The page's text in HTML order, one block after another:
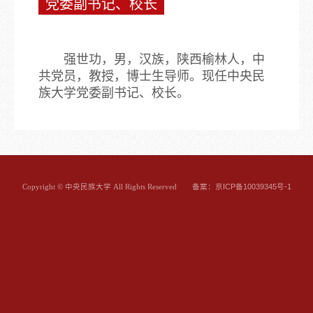
党委副书记、校长
强世功，男，汉族，陕西榆林人，中
共党员，教授，博士生导师。现任中央民
族大学党委副书记、校长。
Copyright © 中央民族大学 All Rights Reserved 备案：京ICP备10039345号-1